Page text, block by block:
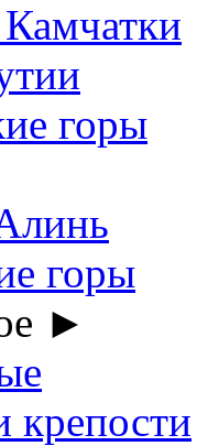
горы
горы
►
крепости